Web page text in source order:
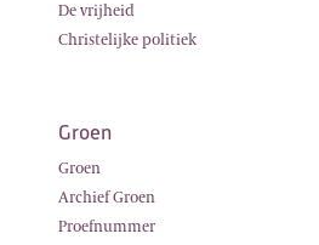
De vrijheid
Christelijke politiek
Groen
Groen
Archief Groen
Proefnummer